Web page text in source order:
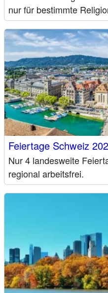
nur für bestimmte
Feiertage Schweiz
Nur 4 landesweite
regional arbeitsfrei.